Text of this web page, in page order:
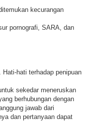
kecurangan
pornografi, SARA, dan
hati terhadap penipuan
sekedar meneruskan
berhubungan dengan
jawab dari
dan pertanyaan dapat